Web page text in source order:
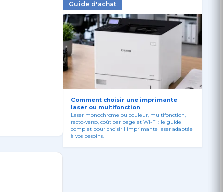
Guide d'achat
Comment choisir une imprimante
laser ou multifonction
Laser monochrome ou couleur, multifonction,
recto-verso, coût par page et Wi-Fi : le guide
complet pour choisir l'imprimante laser adaptée
à vos besoins.